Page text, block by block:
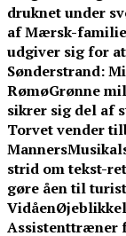
druknet under
af Mærsk-
udgiver sig for
Sønderstrand:
RømøGrønne
sikrer sig del af
Torvet vender
Manners
strid om tekst-
gøre åen til
Vidåen
Assistenttræner